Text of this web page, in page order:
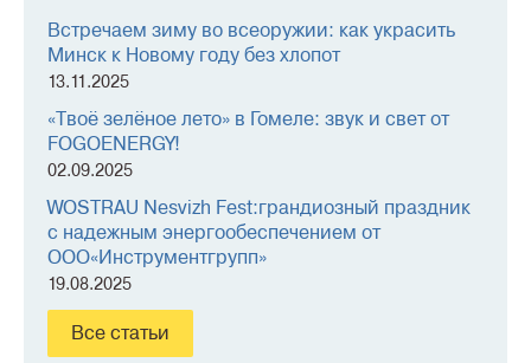
Встречаем зиму во всеоружии: как украсить
Минск к Новому году без хлопот
13.11.2025
«Твоё зелёное лето» в Гомеле: звук и свет от
FOGOENERGY!
02.09.2025
WOSTRAU Nesvizh Fest:грандиозный праздник
с надежным энергообеспечением от
ООО«Инструментгрупп»
19.08.2025
Все статьи